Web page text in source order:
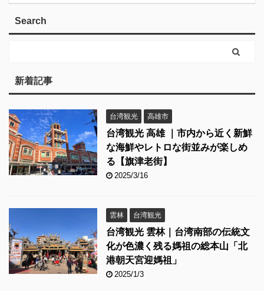
Search
新着記事
台湾観光 高雄市
台湾観光 高雄 ｜市内から近く新鮮
な海鮮やレトロな街並みが楽しめ
る【旗津老街】
2025/3/16
雲林 台湾観光
台湾観光 雲林｜台湾南部の伝統文
化が色濃く残る媽祖の総本山「北
港朝天宮迎媽祖」
2025/1/3